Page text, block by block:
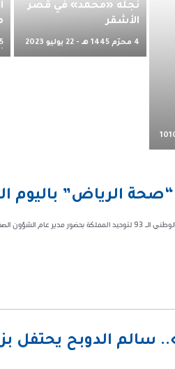
نجله «محمد» في قصر
الأشقر
4 محرّم 1445 هـ - 22 يوليو 2023
من
الرياض” باليوم
احتفلت المديرية العامة للشؤون الصحية بمنطقة الرياض اليوم الأثنين ، باليوم الوطني الـ
سالم الدوبح يحتفل